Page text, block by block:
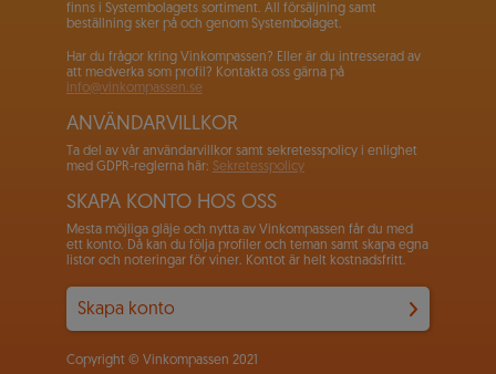
finns i Systembolagets sortiment. All försäljning samt
beställning sker på och genom Systembolaget.
Har du frågor kring Vinkompassen? Eller är du intresserad av
att medverka som profil? Kontakta oss gärna på
info@vinkompassen.se
ANVÄNDARVILLKOR
Ta del av vår användarvillkor samt sekretesspolicy i enlighet
med GDPR-reglerna här: Sekretesspolicy
SKAPA KONTO HOS OSS
Mesta möjliga gläje och nytta av Vinkompassen får du med
ett konto. Då kan du följa profiler och teman samt skapa egna
listor och noteringar för viner. Kontot är helt kostnadsfritt.
Skapa konto
Copyright © Vinkompassen 2021